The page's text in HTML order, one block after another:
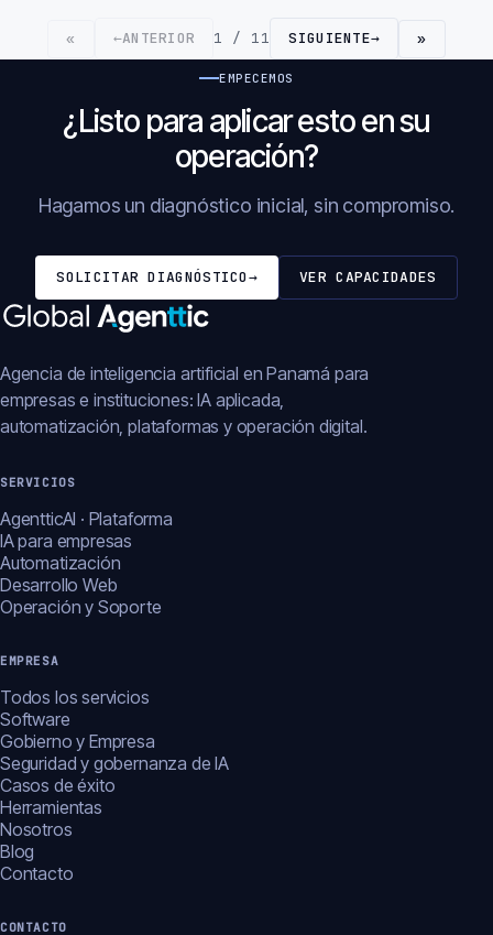
« ←ANTERIOR 1 / 11 SIGUIENTE→ »
EMPECEMOS
¿Listo para aplicar esto en su
operación?
Hagamos un diagnóstico inicial, sin compromiso.
SOLICITAR DIAGNÓSTICO→ VER CAPACIDADES
Agencia de inteligencia artificial en Panamá para
empresas e instituciones: IA aplicada,
automatización, plataformas y operación digital.
SERVICIOS
AgentticAI · Plataforma
IA para empresas
Automatización
Desarrollo Web
Operación y Soporte
EMPRESA
Todos los servicios
Software
Gobierno y Empresa
Seguridad y gobernanza de IA
Casos de éxito
Herramientas
Nosotros
Blog
Contacto
CONTACTO